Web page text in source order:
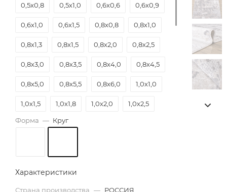
0,5х0,8
0,5х1,0 0,6х0,6 0,6х0,9
0,6х1,0 0,6х1,5 0,8х0,8 0,8х1,0
0,8х1,3 0,8х1,5 0,8х2,0 0,8х2,5
0,8х3,0 0,8х3,5 0,8х4,0 0,8х4,5
0,8х5,0 0,8х5,5 0,8х6,0 1,0х1,0
1,0х1,5 1,0х1,8 1,0х2,0 1,0х2,5
1,0х3,0 1,0х3,5
Форма — Круг
Характеристики
Страна производства — РОССИЯ